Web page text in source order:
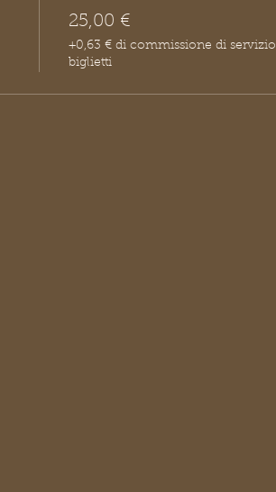
25,00 €
+0,63 € di commissione di
biglietti